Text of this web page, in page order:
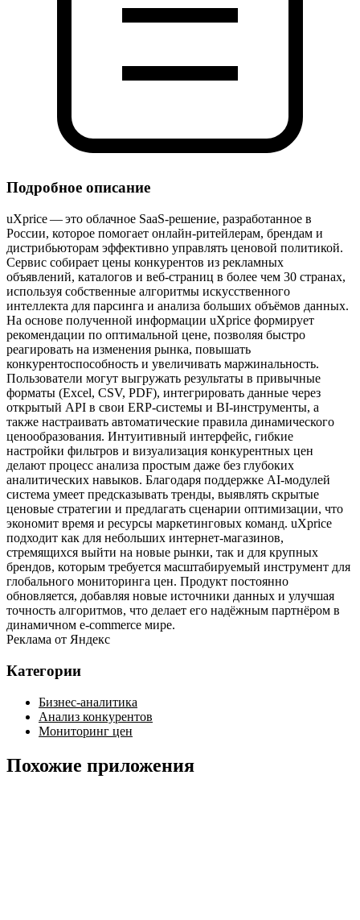
Подробное описание
uXprice — это облачное SaaS‑решение, разработанное в
России, которое помогает онлайн‑ритейлерам, брендам и
дистрибьюторам эффективно управлять ценовой политикой.
Сервис собирает цены конкурентов из рекламных
объявлений, каталогов и веб‑страниц в более чем 30 странах,
используя собственные алгоритмы искусственного
интеллекта для парсинга и анализа больших объёмов данных.
На основе полученной информации uXprice формирует
рекомендации по оптимальной цене, позволяя быстро
реагировать на изменения рынка, повышать
конкурентоспособность и увеличивать маржинальность.
Пользователи могут выгружать результаты в привычные
форматы (Excel, CSV, PDF), интегрировать данные через
открытый API в свои ERP‑системы и BI‑инструменты, а
также настраивать автоматические правила динамического
ценообразования. Интуитивный интерфейс, гибкие
настройки фильтров и визуализация конкурентных цен
делают процесс анализа простым даже без глубоких
аналитических навыков. Благодаря поддержке AI‑модулей
система умеет предсказывать тренды, выявлять скрытые
ценовые стратегии и предлагать сценарии оптимизации, что
экономит время и ресурсы маркетинговых команд. uXprice
подходит как для небольших интернет‑магазинов,
стремящихся выйти на новые рынки, так и для крупных
брендов, которым требуется масштабируемый инструмент для
глобального мониторинга цен. Продукт постоянно
обновляется, добавляя новые источники данных и улучшая
точность алгоритмов, что делает его надёжным партнёром в
динамичном e‑commerce мире.
Реклама от Яндекс
Категории
Бизнес-аналитика
Анализ конкурентов
Мониторинг цен
Похожие приложения